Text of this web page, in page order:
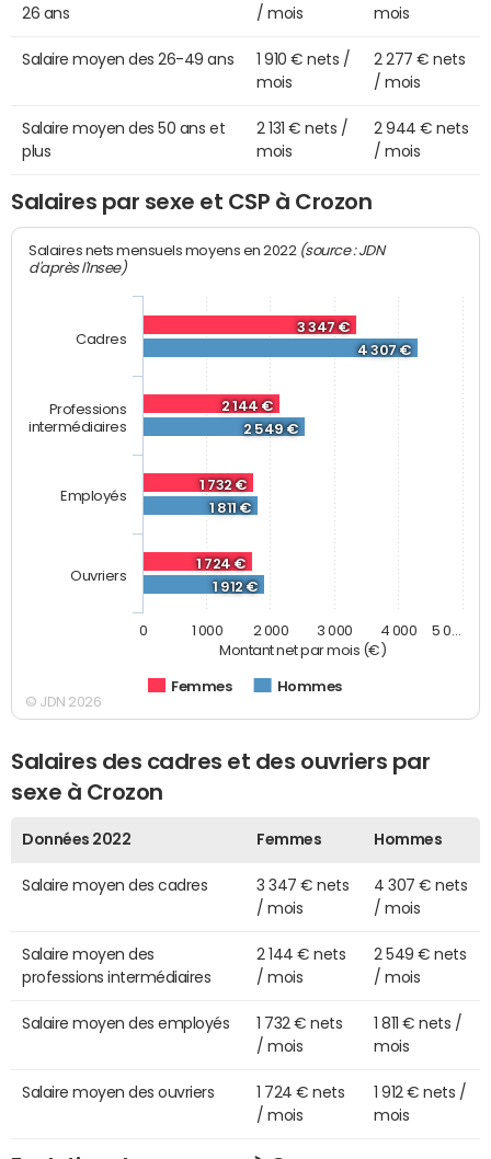
26 ans
/ mois
mois
Salaire moyen des 26-49 ans
1 910 € nets /
mois
2 277 € nets
/ mois
Salaire moyen des 50 ans et
plus
2 131 € nets /
mois
2 944 € nets
/ mois
Salaires par sexe et CSP à Crozon
Montant net par mois (€)
Salaires nets mensuels moyens en 2022 (source : JDN
d'après l'Insee)
3 347 €
2 144 €
1 732 €
1 724 €
4 307 €
2 549 €
1 811 €
1 912 €
Femmes Hommes
Cadres
Professions
intermédiaires
Employés
Ouvriers
0 1 000 2 000 3 000 4 000 5 0…
© JDN 2026
Salaires des cadres et des ouvriers par
sexe à Crozon
Données 2022 Femmes Hommes
Salaire moyen des cadres
3 347 € nets
/ mois
4 307 € nets
/ mois
Salaire moyen des
professions intermédiaires
2 144 € nets
/ mois
2 549 € nets
/ mois
Salaire moyen des employés
1 732 € nets
/ mois
1 811 € nets /
mois
Salaire moyen des ouvriers
1 724 € nets
/ mois
1 912 € nets /
mois